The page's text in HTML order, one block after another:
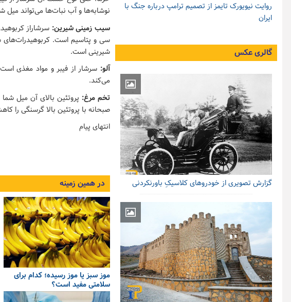
نوشابه‌ها و آب نبات‌ها می‌تواند
سیب زمینی شیرین: سرشاراز
سی و پتاسیم است.
شیرینی است.
آلو: سرشار از فیبر و مواد مغذی
می‌کند.
تخم مرغ: پروتئین بالای آن میل
صبحانه با پروتئین بالا گرسنگی را
انتهای پیام
در همین زمینه
موز سبز یا موز رسیده؛ کدام برای
سلامتی مفید است؟
روایت نیویورک تایمز از تصمیم ترامپ درباره جنگ با
ایران
گالری عکس
گزارش تصویری از خودروهای کلاسیکِ باورنکردنی